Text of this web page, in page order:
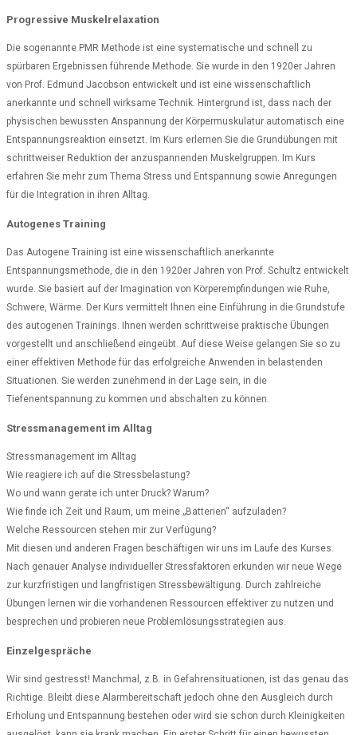
Progressive Muskelrelaxation
Die sogenannte PMR Methode ist eine systematische und schnell zu
spürbaren Ergebnissen führende Methode. Sie wurde in den 1920er Jahren
von Prof. Edmund Jacobson entwickelt und ist eine wissenschaftlich
anerkannte und schnell wirksame Technik. Hintergrund ist, dass nach der
physischen bewussten Anspannung der Körpermuskulatur automatisch eine
Entspannungsreaktion einsetzt. Im Kurs erlernen Sie die Grundübungen mit
schrittweiser Reduktion der anzuspannenden Muskelgruppen. Im Kurs
erfahren Sie mehr zum Thema Stress und Entspannung sowie Anregungen
für die Integration in ihren Alltag.
Autogenes Training
Das Autogene Training ist eine wissenschaftlich anerkannte
Entspannungsmethode, die in den 1920er Jahren von Prof. Schultz entwickelt
wurde. Sie basiert auf der Imagination von Körperempfindungen wie Ruhe,
Schwere, Wärme. Der Kurs vermittelt Ihnen eine Einführung in die Grundstufe
des autogenen Trainings. Ihnen werden schrittweise praktische Übungen
vorgestellt und anschließend eingeübt. Auf diese Weise gelangen Sie so zu
einer effektiven Methode für das erfolgreiche Anwenden in belastenden
Situationen. Sie werden zunehmend in der Lage sein, in die
Tiefenentspannung zu kommen und abschalten zu können.
Stressmanagement im Alltag
Stressmanagement im Alltag
Wie reagiere ich auf die Stressbelastung?
Wo und wann gerate ich unter Druck? Warum?
Wie finde ich Zeit und Raum, um meine „Batterien“ aufzuladen?
Welche Ressourcen stehen mir zur Verfügung?
Mit diesen und anderen Fragen beschäftigen wir uns im Laufe des Kurses.
Nach genauer Analyse individueller Stressfaktoren erkunden wir neue Wege
zur kurzfristigen und langfristigen Stressbewältigung. Durch zahlreiche
Übungen lernen wir die vorhandenen Ressourcen effektiver zu nutzen und
besprechen und probieren neue Problemlösungsstrategien aus.
Einzelgespräche
Wir sind gestresst! Manchmal, z.B. in Gefahrensituationen, ist das genau das
Richtige. Bleibt diese Alarmbereitschaft jedoch ohne den Ausgleich durch
Erholung und Entspannung bestehen oder wird sie schon durch Kleinigkeiten